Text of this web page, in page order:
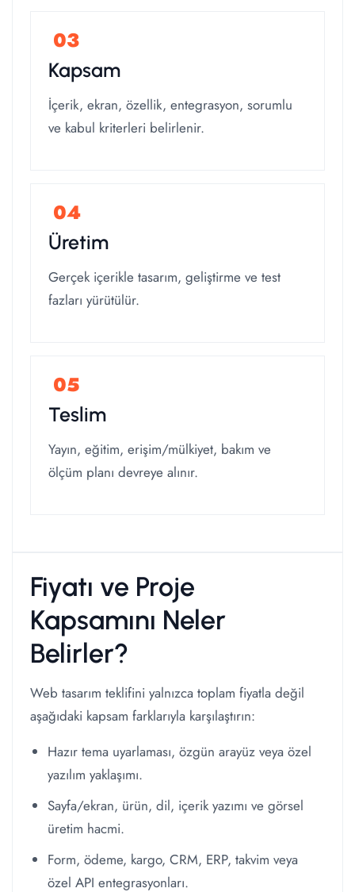
Kapsam
İçerik, ekran, özellik, entegrasyon, sorumlu
ve kabul kriterleri belirlenir.
Üretim
Gerçek içerikle tasarım, geliştirme ve test
fazları yürütülür.
Teslim
Yayın, eğitim, erişim/mülkiyet, bakım ve
ölçüm planı devreye alınır.
Fiyatı ve Proje
Kapsamını Neler
Belirler?
Web tasarım teklifini yalnızca toplam fiyatla değil
aşağıdaki kapsam farklarıyla karşılaştırın:
Hazır tema uyarlaması, özgün arayüz veya özel
yazılım yaklaşımı.
Sayfa/ekran, ürün, dil, içerik yazımı ve görsel
üretim hacmi.
Form, ödeme, kargo, CRM, ERP, takvim veya
özel API entegrasyonları.